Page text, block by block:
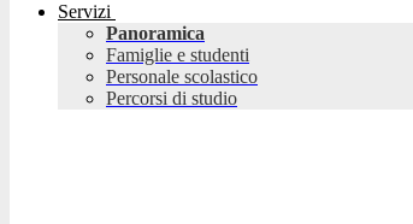
Servizi
Panoramica
Famiglie e studenti
Personale scolastico
Percorsi di studio